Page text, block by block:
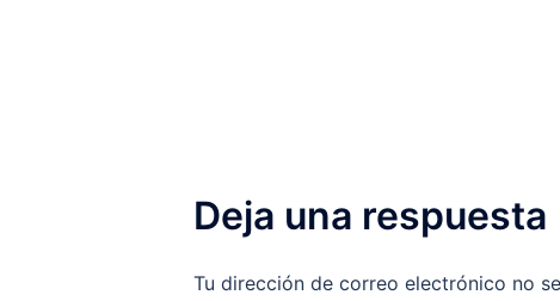
Deja una respuesta
Tu dirección de correo electrónico no